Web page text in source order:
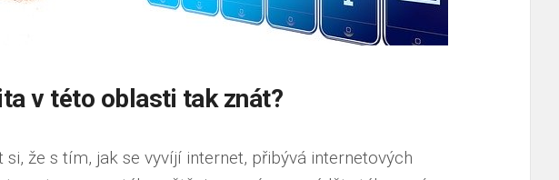
v této oblasti tak znát?
že s tím, jak se vyvíjí internet, přibývá internetových